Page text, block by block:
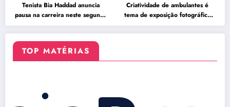
Tenista Bia Haddad anuncia
pausa na carreira neste segundo
semestre
Criatividade de ambulantes é
tema de exposição fotográfica
no Rio
TOP MATÉRIAS